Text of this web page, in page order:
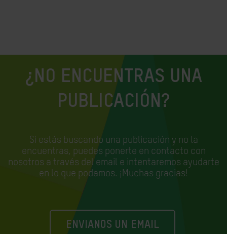
¿NO ENCUENTRAS UNA
PUBLICACIÓN?
Si estás buscando una publicación y no la
encuentras, puedes ponerte en contacto con
nosotros a través del email e intentaremos ayudarte
en lo que podamos. ¡Muchas gracias!
ENVIANOS UN EMAIL